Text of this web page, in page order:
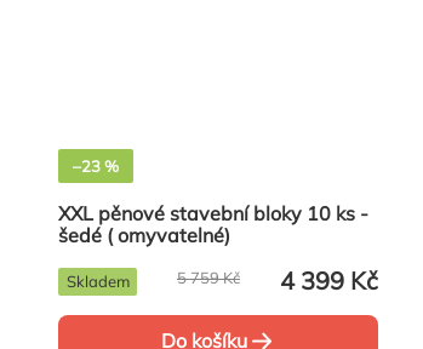
–23 %
XXL pěnové stavební bloky 10 ks -
šedé ( omyvatelné)
4 399 Kč
5 759 Kč
Skladem
Do košíku